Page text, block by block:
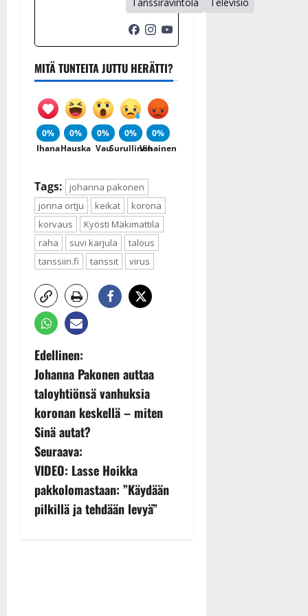
MITÄ TUNTEITA JUTTU HERÄTTI?
0%
Ihana
0%
Hauska
0%
Vau
0%
Surullinen
0%
Vihainen
Tags:
johanna pakonen
jonna ortju
keikat
korona
korvaus
Kyösti Mäkimattila
raha
suvi karjula
talous
tanssiin.fi
tanssit virus
P
o
s
t
n
a
Edellinen:
Johanna Pakonen auttaa
taloyhtiönsä vanhuksia
koronan keskellä – miten
Sinä autat?
Seuraava:
VIDEO: Lasse Hoikka
pakkolomastaan: ”Käydään
pilkillä ja tehdään levyä”